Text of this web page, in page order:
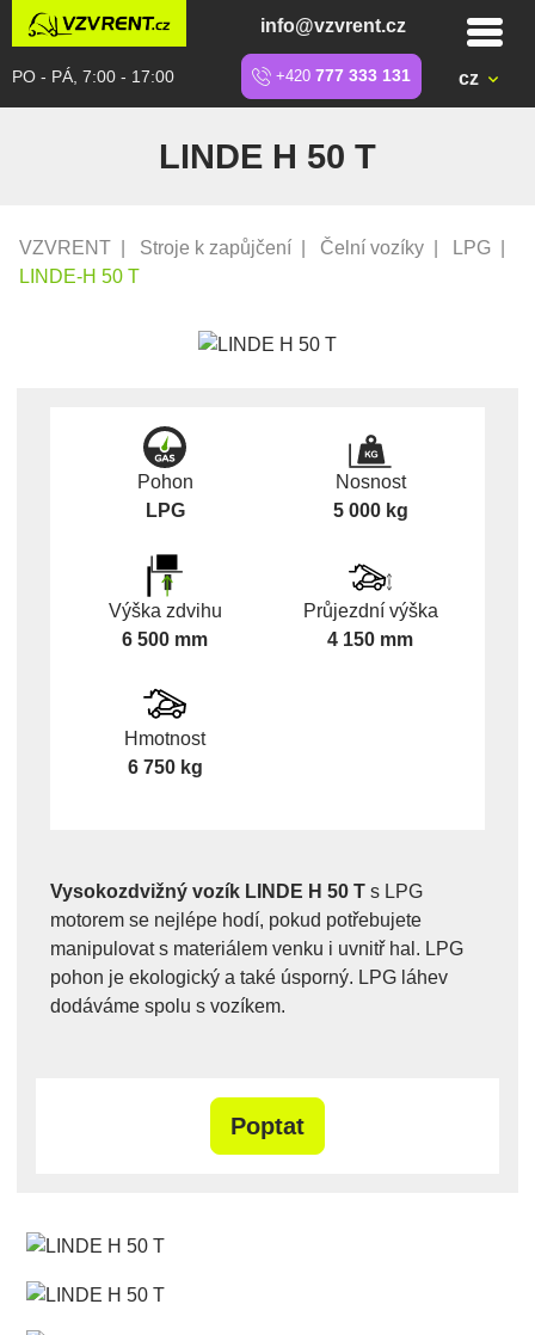
info@vzvrent.cz
PO - PÁ, 7:00 - 17:00 +420 777 333 131 cz
LINDE H 50 T
VZVRENT Stroje k zapůjčení Čelní vozíky LPG
LINDE-H 50 T
Pohon
LPG
Nosnost
5 000 kg
Výška zdvihu
6 500 mm
Průjezdní výška
4 150 mm
Hmotnost
6 750 kg
Vysokozdvižný vozík LINDE H 50 T s LPG
motorem se nejlépe hodí, pokud potřebujete
manipulovat s materiálem venku i uvnitř hal. LPG
pohon je ekologický a také úsporný. LPG láhev
dodáváme spolu s vozíkem.
Poptat